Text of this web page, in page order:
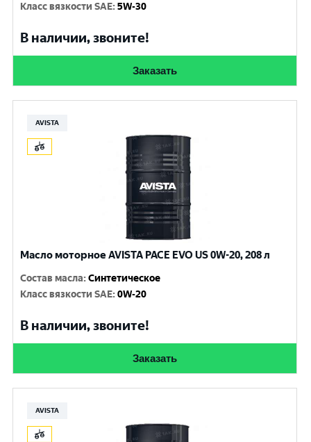
Класс вязкости SAE:5W-30
В наличии, звоните!
Заказать
AVISTA
Масло моторное AVISTA PACE EVO US 0W-20, 208 л
Состав масла:Синтетическое
Класс вязкости SAE:0W-20
В наличии, звоните!
Заказать
AVISTA